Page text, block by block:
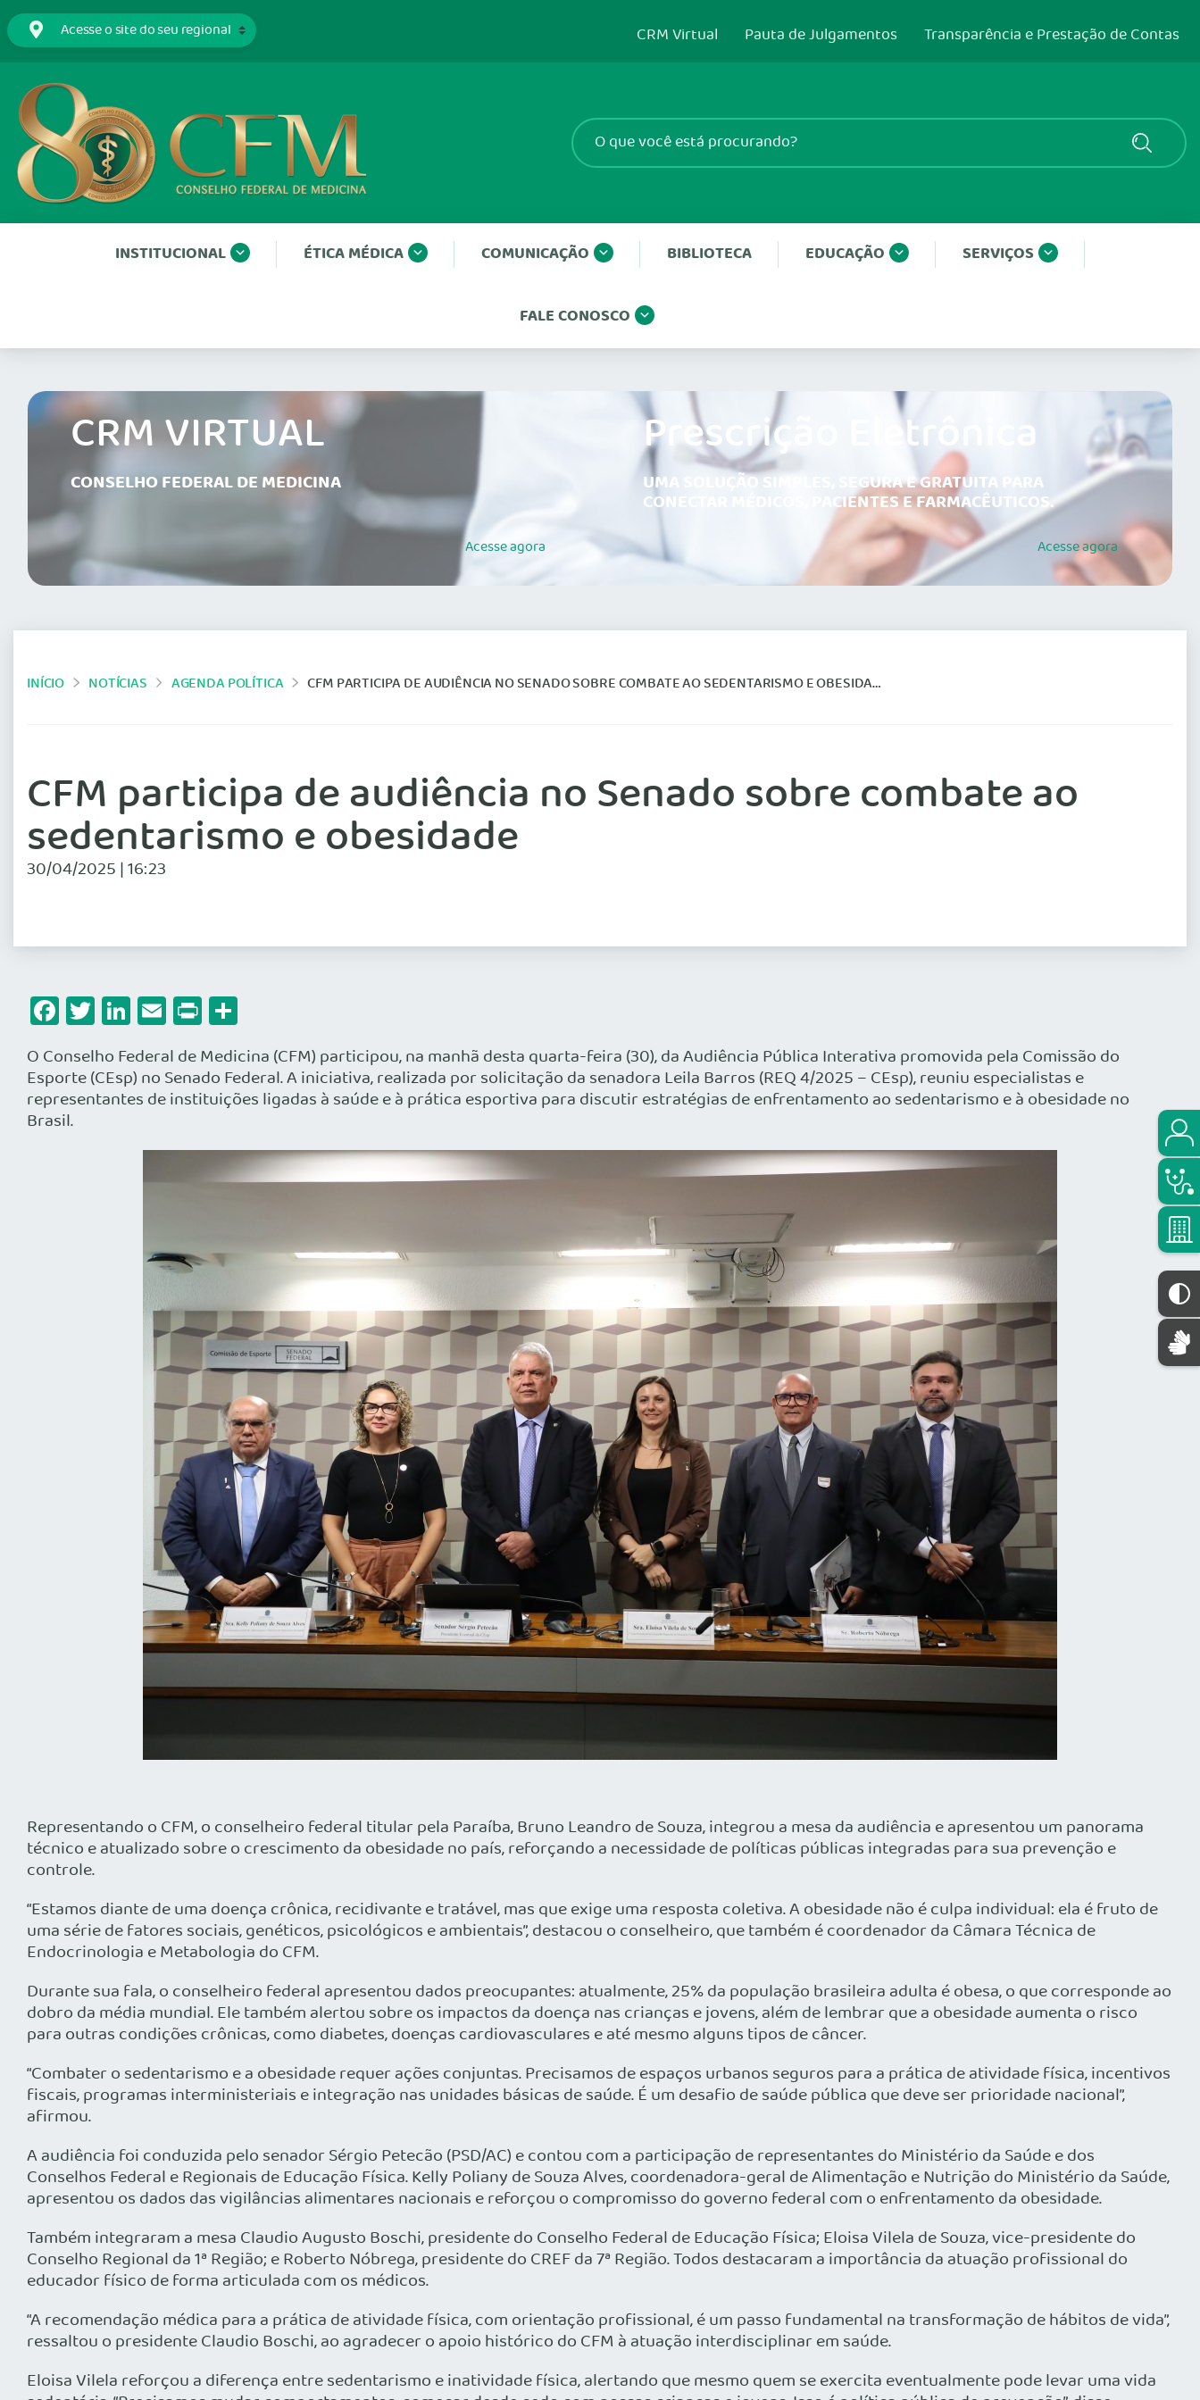
CRM Virtual Pauta de Julgamentos Transparência e Prestação de Contas
INSTITUCIONAL ÉTICA MÉDICA COMUNICAÇÃO BIBLIOTECA EDUCAÇÃO SERVIÇOS
FALE CONOSCO
CRM VIRTUAL
CONSELHO FEDERAL DE MEDICINA
Acesseagora
Prescrição Eletrônica
UMA SOLUÇÃO SIMPLES, SEGURA E GRATUITA PARA
CONECTAR MÉDICOS, PACIENTES E FARMACÊUTICOS.
Acesseagora
INÍCIO NOTÍCIAS AGENDA POLÍTICA CFM PARTICIPA DE AUDIÊNCIA NO SENADO SOBRE COMBATE AO SEDENTARISMO E OBESIDADE
CFM participa de audiência no Senado sobre combate ao
sedentarismo e obesidade
30/04/2025 | 16:23
Facebook
Twitter
LinkedIn
Email
Print
O Conselho Federal de Medicina (CFM) participou, na manhã desta quarta-feira (30), da Audiência Pública Interativa promovida pela Comissão do
Esporte (CEsp) no Senado Federal. A iniciativa, realizada por solicitação da senadora Leila Barros (REQ 4/2025 – CEsp), reuniu especialistas e
representantes de instituições ligadas à saúde e à prática esportiva para discutir estratégias de enfrentamento ao sedentarismo e à obesidade no
Brasil.
Representando o CFM, o conselheiro federal titular pela Paraíba, Bruno Leandro de Souza, integrou a mesa da audiência e apresentou um panorama
técnico e atualizado sobre o crescimento da obesidade no país, reforçando a necessidade de políticas públicas integradas para sua prevenção e
controle.
“Estamos diante de uma doença crônica, recidivante e tratável, mas que exige uma resposta coletiva. A obesidade não é culpa individual: ela é fruto de
uma série de fatores sociais, genéticos, psicológicos e ambientais”, destacou o conselheiro, que também é coordenador da Câmara Técnica de
Endocrinologia e Metabologia do CFM.
Durante sua fala, o conselheiro federal apresentou dados preocupantes: atualmente, 25% da população brasileira adulta é obesa, o que corresponde ao
dobro da média mundial. Ele também alertou sobre os impactos da doença nas crianças e jovens, além de lembrar que a obesidade aumenta o risco
para outras condições crônicas, como diabetes, doenças cardiovasculares e até mesmo alguns tipos de câncer.
“Combater o sedentarismo e a obesidade requer ações conjuntas. Precisamos de espaços urbanos seguros para a prática de atividade física, incentivos
fiscais, programas interministeriais e integração nas unidades básicas de saúde. É um desafio de saúde pública que deve ser prioridade nacional”,
afirmou.
A audiência foi conduzida pelo senador Sérgio Petecão (PSD/AC) e contou com a participação de representantes do Ministério da Saúde e dos
Conselhos Federal e Regionais de Educação Física. Kelly Poliany de Souza Alves, coordenadora-geral de Alimentação e Nutrição do Ministério da Saúde,
apresentou os dados das vigilâncias alimentares nacionais e reforçou o compromisso do governo federal com o enfrentamento da obesidade.
Também integraram a mesa Claudio Augusto Boschi, presidente do Conselho Federal de Educação Física; Eloisa Vilela de Souza, vice-presidente do
Conselho Regional da 1ª Região; e Roberto Nóbrega, presidente do CREF da 7ª Região. Todos destacaram a importância da atuação profissional do
educador físico de forma articulada com os médicos.
“A recomendação médica para a prática de atividade física, com orientação profissional, é um passo fundamental na transformação de hábitos de vida”,
ressaltou o presidente Claudio Boschi, ao agradecer o apoio histórico do CFM à atuação interdisciplinar em saúde.
Eloisa Vilela reforçou a diferença entre sedentarismo e inatividade física, alertando que mesmo quem se exercita eventualmente pode levar uma vida